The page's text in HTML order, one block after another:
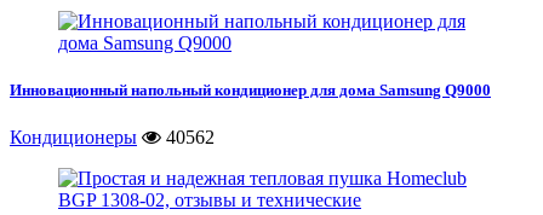
Инновационный напольный кондиционер для дома Samsung Q9000
Кондиционеры 40562